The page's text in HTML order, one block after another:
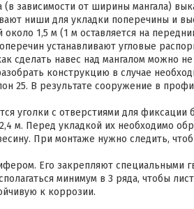
(в зависимости от ширины мангала)
ниши для укладки поперечины и
1,5 м (1 м оставляется на
устанавливают угловые
сделать навес над мангалом можно
конструкцию в случае
25. В результате сооружение в
уголки с отверстиями для фиксации
м. Перед укладкой их необходимо
При монтаже нужно следить,
Его закрепляют специальными
минимум в 3 ряда, чтобы
к коррозии.